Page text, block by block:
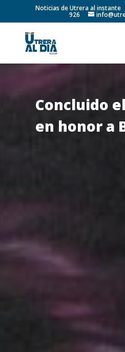
Noticias de Utrera al instante
926
Concluido
en honor a